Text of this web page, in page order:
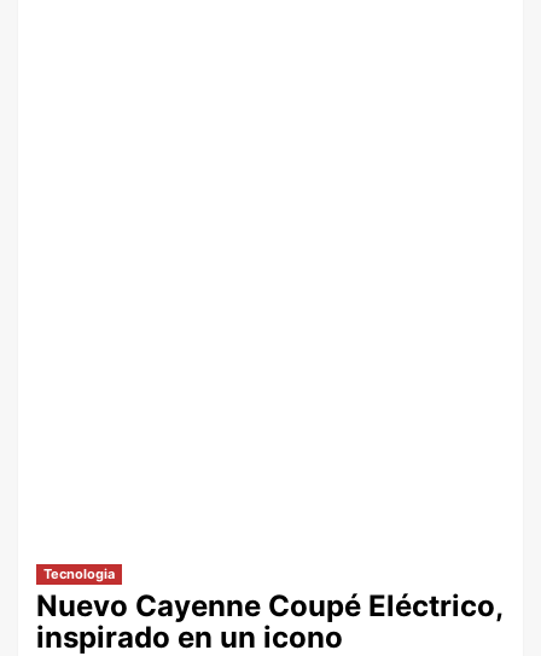
Tecnologia
Nuevo Cayenne Coupé Eléctrico,
inspirado en un icono